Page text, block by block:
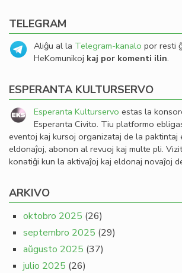
TELEGRAM
Aliĝu al la Telegram-kanalo por resti
HeKomunikoj kaj por komenti ilin.
ESPERANTA KULTURSERVO
Esperanta Kulturservo estas la
Esperanta Civito. Tiu platformo
eventoj kaj kursoj organizataj de la paktintaj
eldonaĵoj, abonon al revuoj kaj multe pli.
konatiĝi kun la aktivaĵoj kaj eldonaj novaĵoj
ARKIVO
oktobro 2025 (26)
septembro 2025 (29)
aŭgusto 2025 (37)
julio 2025 (26)